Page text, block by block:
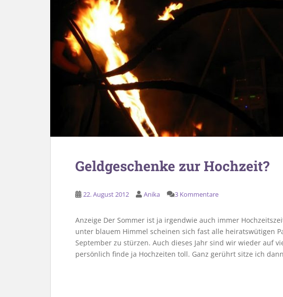
Geldgeschenke zur Hochzeit?
22. August 2012 Anika 3 Kommentare
Anzeige Der Sommer ist ja irgendwie auch immer
unter blauem Himmel scheinen sich fast alle heiratswütigen
September zu stürzen. Auch dieses Jahr sind wir wieder auf
persönlich finde ja Hochzeiten toll. Ganz gerührt sitze ich